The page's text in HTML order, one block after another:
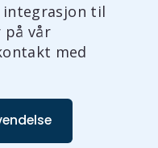
integrasjon til
på vår
med